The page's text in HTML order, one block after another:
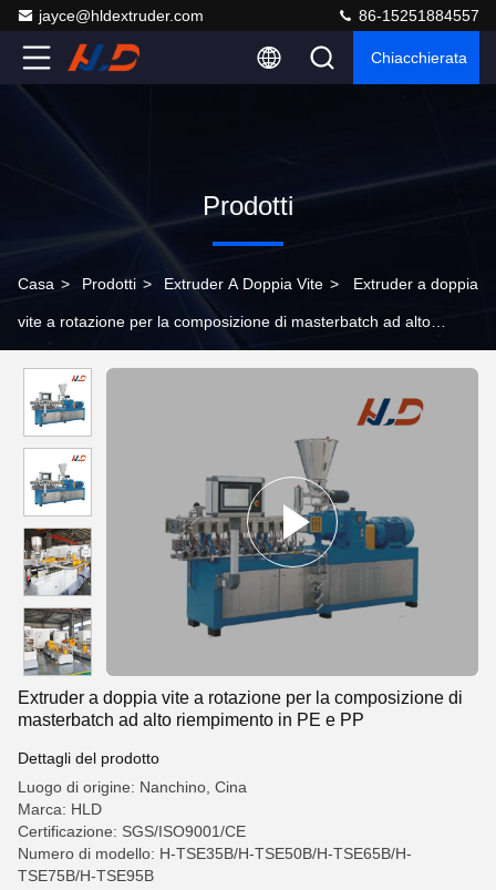
jayce@hldextruder.com 86-15251884557
Chiacchierata
Prodotti
Casa > Prodotti > Extruder A Doppia Vite > Extruder a doppia
vite a rotazione per la composizione di masterbatch ad alto
Extruder a doppia vite a rotazione per la composizione di
masterbatch ad alto riempimento in PE e PP
Dettagli del prodotto
Luogo di origine: Nanchino, Cina
Marca: HLD
Certificazione: SGS/ISO9001/CE
Numero di modello: H-TSE35B/H-TSE50B/H-TSE65B/H-
TSE75B/H-TSE95B